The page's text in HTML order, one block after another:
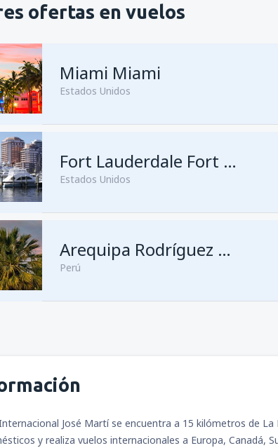
ofertas en vuelos
Miami Miami
Estados Unidos
Fort Lauderdale Fort Lauderdale–Hollywood Intl Airport
Estados Unidos
Arequipa Rodríguez Ballón
Perú
José Martí se encuentra a 15 kilómetros de
y realiza vuelos internacionales a Europa, Canadá,